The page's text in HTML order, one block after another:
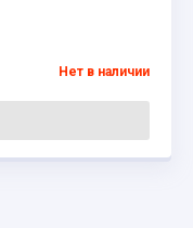
Нет в наличии